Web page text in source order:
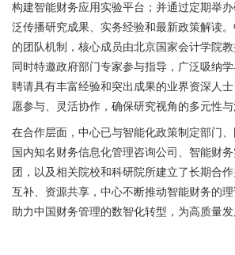
构建智能财务应用实验平台；并通过定期举
泛传播研究成果、实务经验和最新政策解读
的团队机制，核心成员由北京国家会计学院教
同时特邀政府部门专家参与指导，广泛吸纳
聘请具有丰富经验和突出成果的业界资深人
愿参与、灵活协作，确保研究视角的多元性与
在合作层面，中心已与智能化政策制定部门、
国内知名财务信息化管理咨询公司、智能财
团，以及相关院校和科研院所建立了长期合
互补、资源共享，中心不断推动智能财务的理
助力中国财务管理的数智化转型，为高质量发